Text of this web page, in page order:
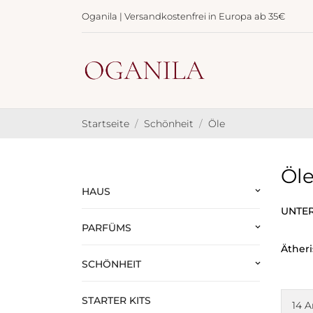
Oganila | Versandkostenfrei in Europa ab 35€
Startseite Schönheit Öle
HAUS keyboard_arrow_down
PARFÜMS keyboard_arrow_down
SCHÖNHEIT keyboard_arrow_down
STARTER KITS
Öle
14